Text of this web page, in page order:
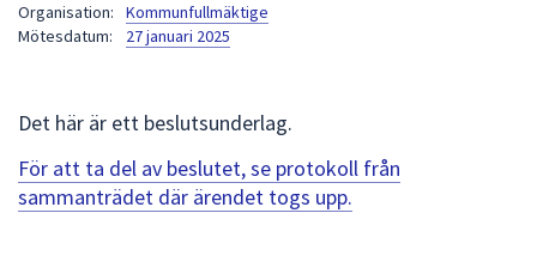
för
att
navigera
Organisation:
Kommunfullmäktige
Mötesdatum:
27 januari 2025
Det här är ett beslutsunderlag.
För att ta del av beslutet, se protokoll från
sammanträdet där ärendet togs upp.